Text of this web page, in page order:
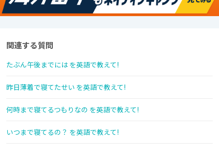
関連する質問
たぶん午後までには を英語で教えて!
昨日薄着で寝てたせい を英語で教えて!
何時まで寝てるつもりなの を英語で教えて!
いつまで寝てるの？ を英語で教えて!